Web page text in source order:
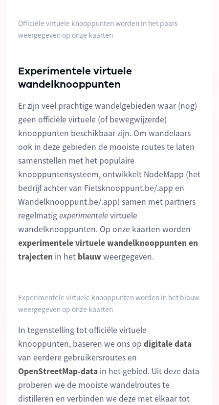
Officiële virtuele knooppunten worden in het paars
weergegeven op onze kaarten
Experimentele virtuele
wandelknooppunten
Er zijn veel prachtige wandelgebieden waar (nog)
geen officiële virtuele (of bewegwijzerde)
knooppunten beschikbaar zijn. Om wandelaars
ook in deze gebieden de mooiste routes te laten
samenstellen met het populaire
knooppuntensysteem, ontwikkelt NodeMapp (het
bedrijf achter van Fietsknooppunt.be/.app en
Wandelknooppunt.be/.app) samen met partners
regelmatigexperimentelevirtuele
wandelknooppunten. Op onze kaarten worden
experimentelevirtuelewandelknooppunten en
trajecten in het blauw weergegeven.
Experimentele virtuele knooppunten worden in het blauw
weergegeven op onze kaarten
In tegenstelling tot officiële virtuele
knooppunten, baseren we ons op digitaledata
van eerdere gebruikersroutes en
OpenStreetMap-data in het gebied. Uit deze data
proberen we de mooiste wandelroutes te
distilleren en verbinden we deze met elkaar tot